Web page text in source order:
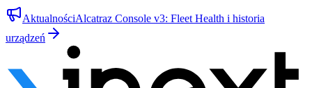
AktualnościAlcatraz Console v3: Fleet Health i historia
urządzeń